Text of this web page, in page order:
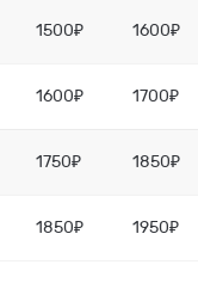
1500₽ 1600₽
1600₽ 1700₽
1750₽ 1850₽
1850₽ 1950₽